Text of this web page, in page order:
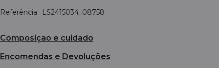
Referência
LS2415034_08758
Composição e cuidado
Encomendas e Devoluções